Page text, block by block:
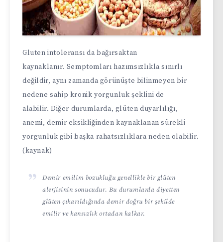
Gluten intoleransı da bağırsaktan
kaynaklanır. Semptomları hazımsızlıkla sınırlı
değildir, aynı zamanda görünüşte bilinmeyen bir
nedene sahip kronik yorgunluk şeklini de
alabilir. Diğer durumlarda, glüten duyarlılığı,
anemi, demir eksikliğinden kaynaklanan sürekli
yorgunluk gibi başka rahatsızlıklara neden olabilir.
(kaynak)
Demir emilim bozukluğu genellikle bir glüten
alerjisinin sonucudur. Bu durumlarda diyetten
glüten çıkarıldığında demir doğru bir şekilde
emilir ve kansızlık ortadan kalkar.